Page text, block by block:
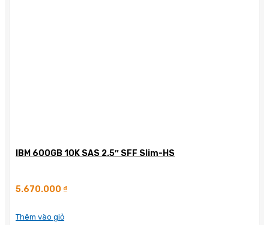
IBM 600GB 10K SAS 2.5″ SFF Slim-HS
5.670.000 ₫
Thêm vào giỏ